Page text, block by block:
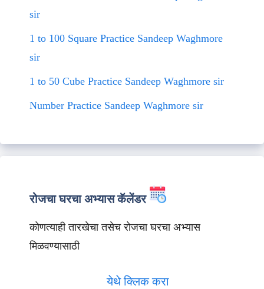
sir
1 to 100 Square Practice Sandeep Waghmore
sir
1 to 50 Cube Practice Sandeep Waghmore sir
Number Practice Sandeep Waghmore sir
रोजचा घरचा अभ्यास कॅलेंडर
कोणत्याही तारखेचा तसेच रोजचा घरचा अभ्यास
मिळवण्यासाठी
येथे क्लिक करा